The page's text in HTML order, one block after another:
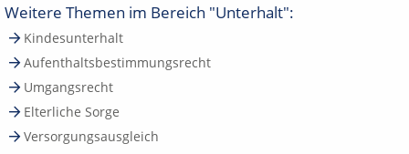
Weitere Themen im Bereich "Unterhalt":
Kindesunterhalt
Aufenthaltsbestimmungsrecht
Umgangsrecht
Elterliche Sorge
Versorgungsausgleich